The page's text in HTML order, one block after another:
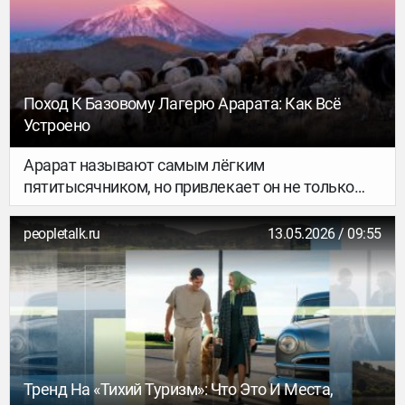
Поход К Базовому Лагерю Арарата: Как Всё
Устроено
Арарат называют самым лёгким
пятитысячником, но привлекает он не только
возможностью на него подняться. У подножия
горы нет сетевых отелей и разнообразной
туристической инфраструктуры, зато есть
искренний интерес местных и яркий колорит
восточного региона. По склонам разбросаны
горные озёра, самостоятельно гуляют отары
овец. Здесь можно пройти трек к базовому
лагерю, увидеть дворец Исхак-Паши и
прогуляться по паломнической тропе до
peopletalk.ru 13.05.2026 / 09:55
Тренд На «тихий Туризм»: Что Это И Места,